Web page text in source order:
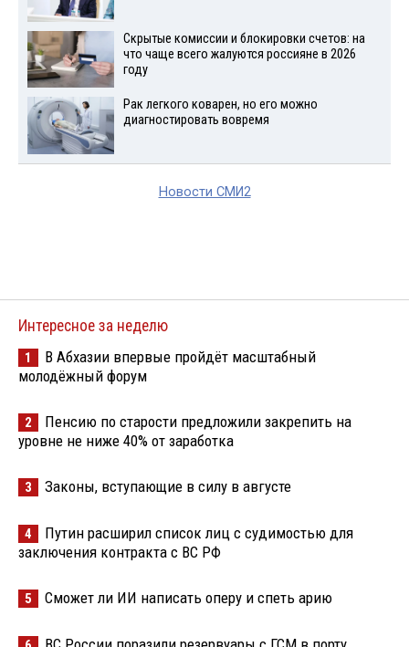
Скрытые комиссии и блокировки счетов: на
что чаще всего жалуются россияне в 2026
году
Рак легкого коварен, но его можно
диагностировать вовремя
Новости СМИ2
Интересное за неделю
1
В Абхазии впервые пройдёт масштабный
молодёжный форум
2
Пенсию по старости предложили закрепить на
уровне не ниже 40% от заработка
3 Законы, вступающие в силу в августе
4
Путин расширил список лиц с судимостью для
заключения контракта с ВС РФ
5 Сможет ли ИИ написать оперу и спеть арию